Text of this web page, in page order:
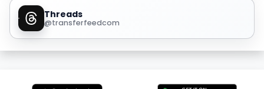
Threads
@transferfeedcom